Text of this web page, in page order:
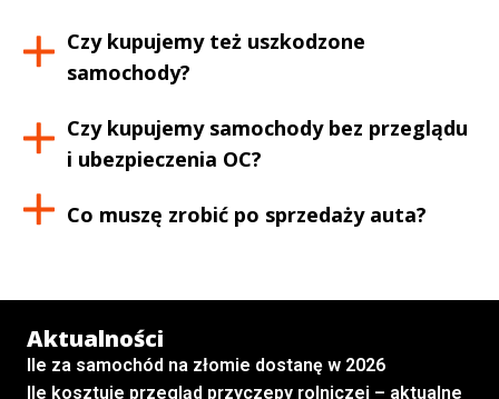
Czy kupujemy też uszkodzone
samochody?
Czy kupujemy samochody bez przeglądu
i ubezpieczenia OC?
Co muszę zrobić po sprzedaży auta?
Aktualności
Ile za samochód na złomie dostanę w 2026
Ile kosztuje przegląd przyczepy rolniczej – aktualne